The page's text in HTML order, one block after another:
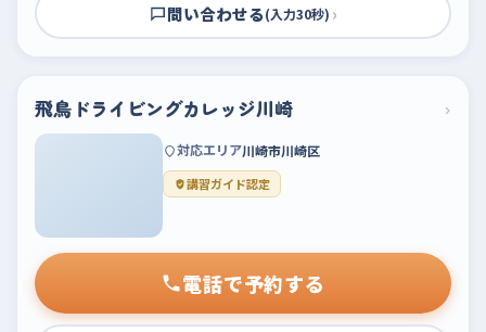
問い合わせる(入力30秒) ›
飛鳥ドライビングカレッジ川崎 ›
対応エリア川崎市川崎区
講習ガイド認定
電話で予約する